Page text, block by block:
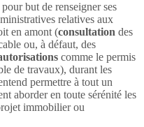
pour but de renseigner ses
relatives aux
en amont (consultation des
ou, à défaut, des
comme le permis
de travaux), durant les
permettre à tout un
aborder en toute sérénité les
immobilier ou